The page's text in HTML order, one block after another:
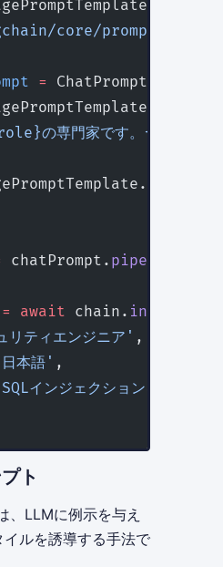
core/prompts'
=
の専門家です。
chatPrompt. pipe
= await chain. invoke
リティエンジニア' ,
本語' ,
インジェクションを防ぐ方
ト
、LLMに例示を与え
ルを誘導する手法で